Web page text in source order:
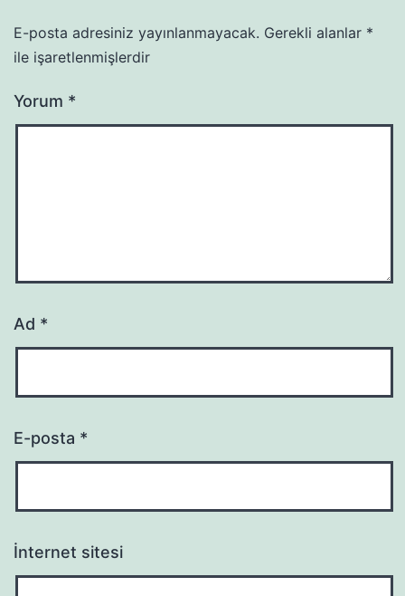
E-posta adresiniz yayınlanmayacak. Gerekli alanlar *
ile işaretlenmişlerdir
Yorum *
Ad *
E-posta *
İnternet sitesi